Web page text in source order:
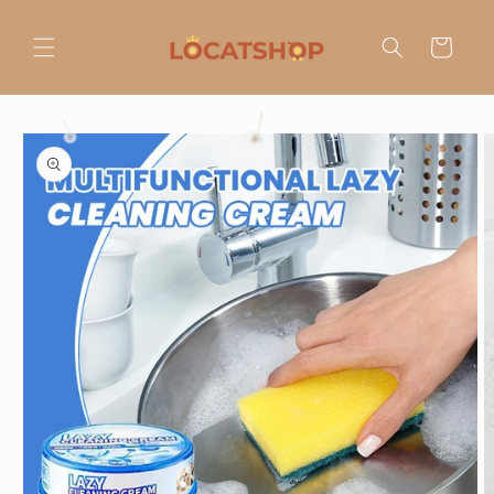
al contenido
Carrito
directamente
a la
información
del producto